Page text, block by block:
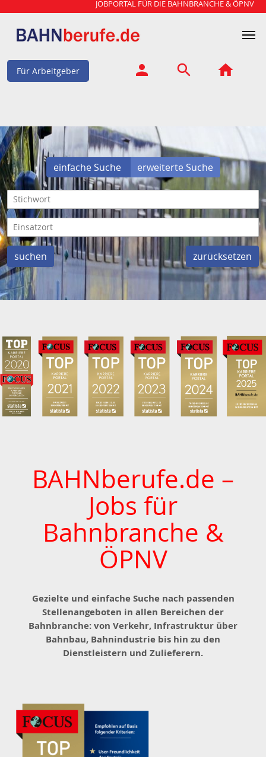
JOBPORTAL FÜR DIE BAHNBRANCHE & ÖPNV
Für Arbeitgeber
einfache Suche erweiterte Suche
BAHNberufe.de –
Jobs für
Bahnbranche &
ÖPNV
Gezielte und einfache Suche nach passenden
Stellenangeboten in allen Bereichen der
Bahnbranche: von Verkehr, Infrastruktur über
Bahnbau, Bahnindustrie bis hin zu den
Dienstleistern und Zulieferern.